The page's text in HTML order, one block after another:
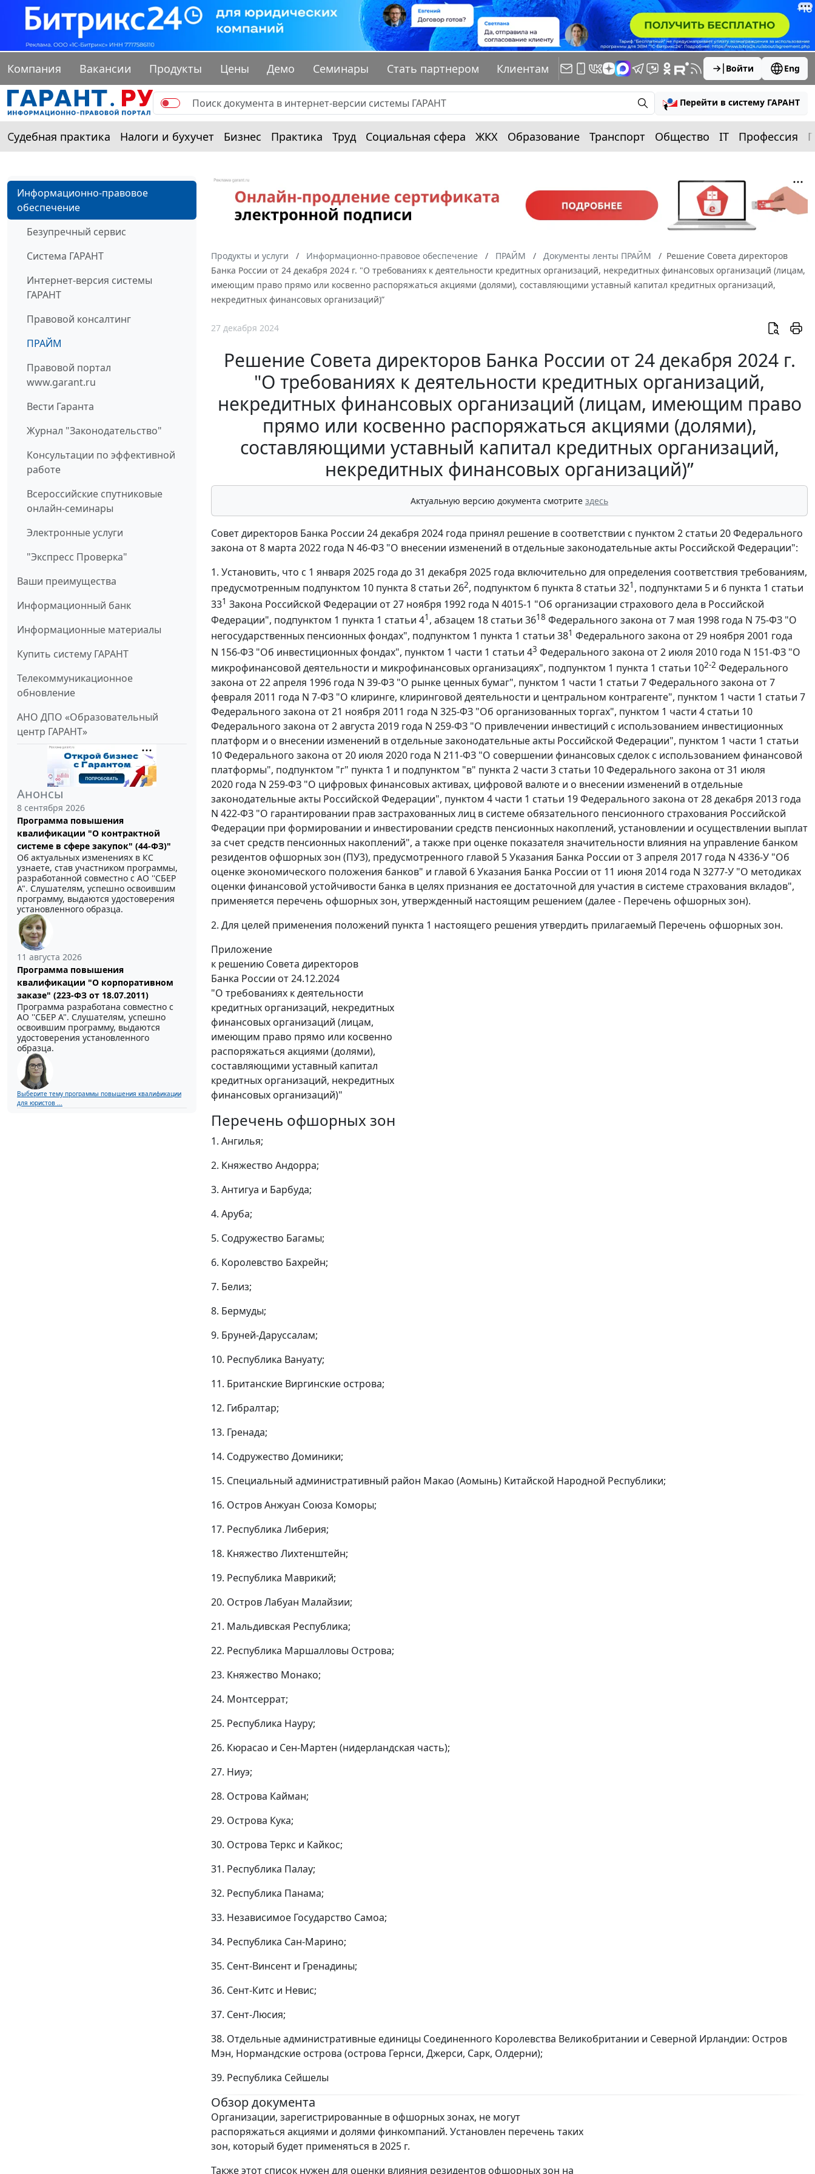
Компания Вакансии Продукты Цены Демо Семинары Стать партнером Клиентам Войти Eng
Перейти в систему ГАРАНТ
Судебная практика Налоги и бухучет Бизнес Практика Труд Социальная сфера ЖКХ Образование Транспорт Общество IT Профессия
Информационно-правовое
обеспечение
Безупречный сервис
Система ГАРАНТ
Интернет-версия системы
ГАРАНТ
Правовой консалтинг
ПРАЙМ
Правовой портал
www.garant.ru
Вести Гаранта
Журнал "Законодательство"
Консультации по эффективной
работе
Всероссийские спутниковые
онлайн-семинары
Электронные услуги
"Экспресс Проверка"
Ваши преимущества
Информационный банк
Информационные материалы
Купить систему ГАРАНТ
Телекоммуникационное
обновление
АНО ДПО «Образовательный
центр ГАРАНТ»
Анонсы
8 сентября 2026
Программа повышения
квалификации "О контрактной
системе в сфере закупок" (44-ФЗ)"
Об актуальных изменениях в КС
узнаете, став участником программы,
разработанной совместно с АО ''СБЕР
А". Слушателям, успешно освоившим
программу, выдаются удостоверения
установленного образца.
11 августа 2026
Программа повышения
квалификации "О корпоративном
заказе" (223-ФЗ от 18.07.2011)
Программа разработана совместно с
АО ''СБЕР А". Слушателям, успешно
освоившим программу, выдаются
удостоверения установленного
образца.
Выберите тему программы повышения квалификации
для юристов ...
Продукты и услуги Информационно-правовое обеспечение ПРАЙМ Документы ленты ПРАЙМ
Решение Совета директоров
Банка России от 24 декабря 2024 г. "О требованиях к деятельности кредитных организаций, некредитных финансовых организаций (лицам,
имеющим право прямо или косвенно распоряжаться акциями (долями), составляющими уставный капитал кредитных организаций,
некредитных финансовых организаций)”
27 декабря 2024
Решение Совета директоров Банка России от 24 декабря 2024 г.
"О требованиях к деятельности кредитных организаций,
некредитных финансовых организаций (лицам, имеющим право
прямо или косвенно распоряжаться акциями (долями),
составляющими уставный капитал кредитных организаций,
некредитных финансовых организаций)”
Актуальную версию документа смотрите здесь
Совет директоров Банка России 24 декабря 2024 года принял решение в соответствии с пунктом 2 статьи 20 Федерального
закона от 8 марта 2022 года N 46-ФЗ "О внесении изменений в отдельные законодательные акты Российской Федерации":
1. Установить, что c 1 января 2025 года до 31 декабря 2025 года включительно для определения соответствия требованиям,
предусмотренным подпунктом 10 пункта 8 статьи 262, подпунктом 6 пункта 8 статьи 321 , подпунктами 5 и 6 пункта 1 статьи
331 Закона Российской Федерации от 27 ноября 1992 года N 4015-1 "Об организации страхового дела в Российской
Федерации", подпунктом 1 пункта 1 статьи 41 , абзацем 18 статьи 3618 Федерального закона от 7 мая 1998 года N 75-ФЗ "О
негосударственных пенсионных фондах", подпунктом 1 пункта 1 статьи 381 Федерального закона от 29 ноября 2001 года
N 156-ФЗ "Об инвестиционных фондах", пунктом 1 части 1 статьи 43 Федерального закона от 2 июля 2010 года N 151-ФЗ "О
микрофинансовой деятельности и микрофинансовых организациях", подпунктом 1 пункта 1 статьи 102-2 Федерального
закона от 22 апреля 1996 года N 39-ФЗ "О рынке ценных бумаг", пунктом 1 части 1 статьи 7 Федерального закона от 7
февраля 2011 года N 7-ФЗ "О клиринге, клиринговой деятельности и центральном контрагенте", пунктом 1 части 1 статьи 7
Федерального закона от 21 ноября 2011 года N 325-ФЗ "Об организованных торгах", пунктом 1 части 4 статьи 10
Федерального закона от 2 августа 2019 года N 259-ФЗ "О привлечении инвестиций с использованием инвестиционных
платформ и о внесении изменений в отдельные законодательные акты Российской Федерации", пунктом 1 части 1 статьи
10 Федерального закона от 20 июля 2020 года N 211-ФЗ "О совершении финансовых сделок с использованием финансовой
платформы", подпунктом "г" пункта 1 и подпунктом "в" пункта 2 части 3 статьи 10 Федерального закона от 31 июля
2020 года N 259-ФЗ "О цифровых финансовых активах, цифровой валюте и о внесении изменений в отдельные
законодательные акты Российской Федерации", пунктом 4 части 1 статьи 19 Федерального закона от 28 декабря 2013 года
N 422-ФЗ "О гарантировании прав застрахованных лиц в системе обязательного пенсионного страхования Российской
Федерации при формировании и инвестировании средств пенсионных накоплений, установлении и осуществлении выплат
за счет средств пенсионных накоплений", а также при оценке показателя значительности влияния на управление банком
резидентов офшорных зон (ПУ3), предусмотренного главой 5 Указания Банка России от 3 апреля 2017 года N 4336-У "Об
оценке экономического положения банков" и главой 6 Указания Банка России от 11 июня 2014 года N 3277-У "О методиках
оценки финансовой устойчивости банка в целях признания ее достаточной для участия в системе страхования вкладов",
применяется перечень офшорных зон, утвержденный настоящим решением (далее - Перечень офшорных зон).
2. Для целей применения положений пункта 1 настоящего решения утвердить прилагаемый Перечень офшорных зон.
Приложение
к решению Совета директоров
Банка России от 24.12.2024
"О требованиях к деятельности
кредитных организаций, некредитных
финансовых организаций (лицам,
имеющим право прямо или косвенно
распоряжаться акциями (долями),
составляющими уставный капитал
кредитных организаций, некредитных
финансовых организаций)"
Перечень офшорных зон
1. Ангилья;
2. Княжество Андорра;
3. Антигуа и Барбуда;
4. Аруба;
5. Содружество Багамы;
6. Королевство Бахрейн;
7. Белиз;
8. Бермуды;
9. Бруней-Даруссалам;
10. Республика Вануату;
11. Британские Виргинские острова;
12. Гибралтар;
13. Гренада;
14. Содружество Доминики;
15. Специальный административный район Макао (Аомынь) Китайской Народной Республики;
16. Остров Анжуан Союза Коморы;
17. Республика Либерия;
18. Княжество Лихтенштейн;
19. Республика Маврикий;
20. Остров Лабуан Малайзии;
21. Мальдивская Республика;
22. Республика Маршалловы Острова;
23. Княжество Монако;
24. Монтсеррат;
25. Республика Науру;
26. Кюрасао и Сен-Мартен (нидерландская часть);
27. Ниуэ;
28. Острова Кайман;
29. Острова Кука;
30. Острова Теркс и Кайкос;
31. Республика Палау;
32. Республика Панама;
33. Независимое Государство Самоа;
34. Республика Сан-Марино;
35. Сент-Винсент и Гренадины;
36. Сент-Китс и Невис;
37. Сент-Люсия;
38. Отдельные административные единицы Соединенного Королевства Великобритании и Северной Ирландии: Остров
Мэн, Нормандские острова (острова Гернси, Джерси, Сарк, Олдерни);
39. Республика Сейшелы
Обзор документа
Организации, зарегистрированные в офшорных зонах, не могут
распоряжаться акциями и долями финкомпаний. Установлен перечень таких
зон, который будет применяться в 2025 г.
Также этот список нужен для оценки влияния резидентов офшорных зон на